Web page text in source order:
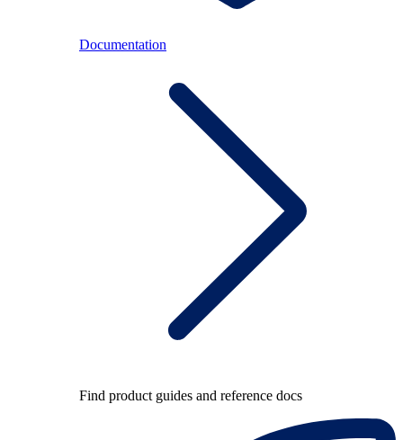
Documentation
Find product guides and reference docs